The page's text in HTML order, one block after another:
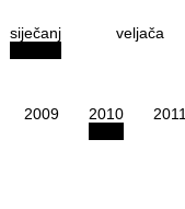
siječanj veljača
2009 2010 2011